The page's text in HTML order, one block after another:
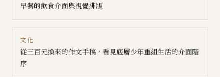
早餐的飲食介面與視覺排版
文化
從三百元換來的作文手稿，看見底層少年重組生活的介面階
序